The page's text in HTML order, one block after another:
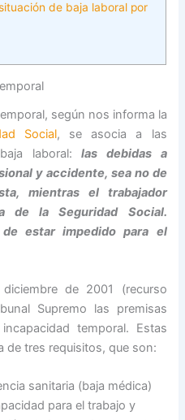
de baja laboral por
según nos informa la
Social, se asocia a las
laboral:las debidas a
y accidente, sea no de
mientras el trabajador
de la Seguridad Social.
estar impedido para el
de 2001 (recurso
Supremo las premisas
temporal. Estas
de tres requisitos, que son:
sanitaria (baja médica)
para el trabajo y